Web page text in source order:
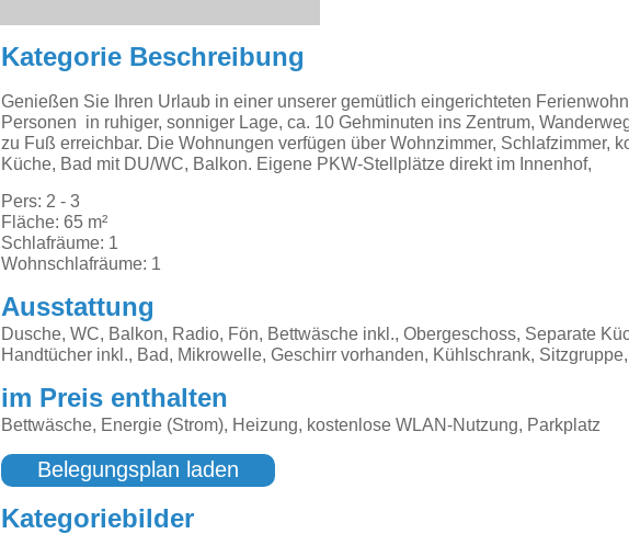
Kategorie Beschreibung
Genießen Sie Ihren Urlaub in einer unserer gemütlich eingerichteten
Personen in ruhiger, sonniger Lage, ca. 10 Gehminuten ins Zentrum,
zu Fuß erreichbar. Die Wohnungen verfügen über Wohnzimmer, Schlafzimmer,
Küche, Bad mit DU/WC, Balkon. Eigene PKW-Stellplätze direkt im Innenhof,
Pers: 2 - 3
Fläche: 65 m²
Schlafräume: 1
Wohnschlafräume: 1
Ausstattung
Dusche, WC, Balkon, Radio, Fön, Bettwäsche inkl., Obergeschoss, Separate
Handtücher inkl., Bad, Mikrowelle, Geschirr vorhanden, Kühlschrank,
im Preis enthalten
Bettwäsche, Energie (Strom), Heizung, kostenlose WLAN-Nutzung, Parkplatz
Belegungsplan laden
Kategoriebilder